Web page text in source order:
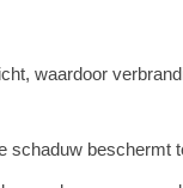
waardoor
schaduw beschermt